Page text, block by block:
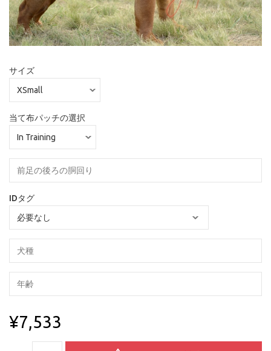
サイズ
当て布パッチの選択
IDタグ
¥7,533